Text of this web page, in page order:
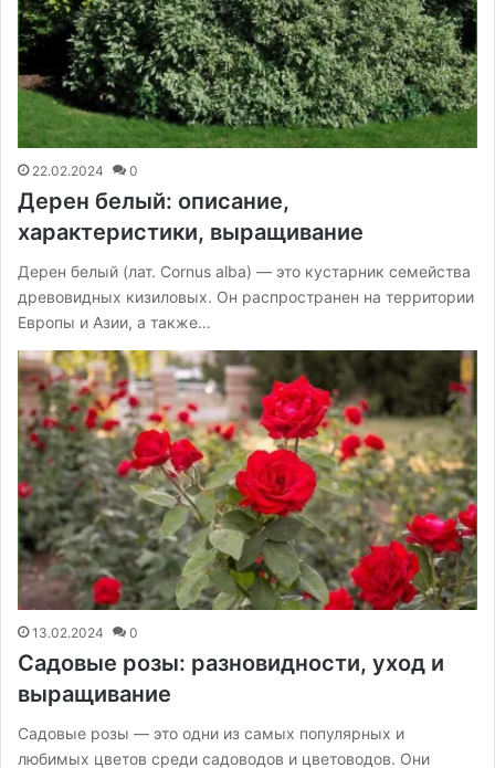
22.02.2024 0
Дерен белый: описание,
характеристики, выращивание
Дерен белый (лат. Cornus alba) — это кустарник семейства
древовидных кизиловых. Он распространен на территории
Европы и Азии, а также…
13.02.2024 0
Садовые розы: разновидности, уход и
выращивание
Садовые розы — это одни из самых популярных и
любимых цветов среди садоводов и цветоводов. Они